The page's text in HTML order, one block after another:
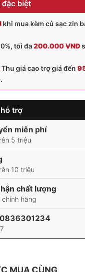
đặc biệt
khi mua kèm củ sạc zin
tối đa200.000 VNĐ
Thu giá cao trợ giá đến
trợ
miễn phí
5 triệu
10 triệu
chất lượng
chính hãng
0836301234
MUA CÙNG